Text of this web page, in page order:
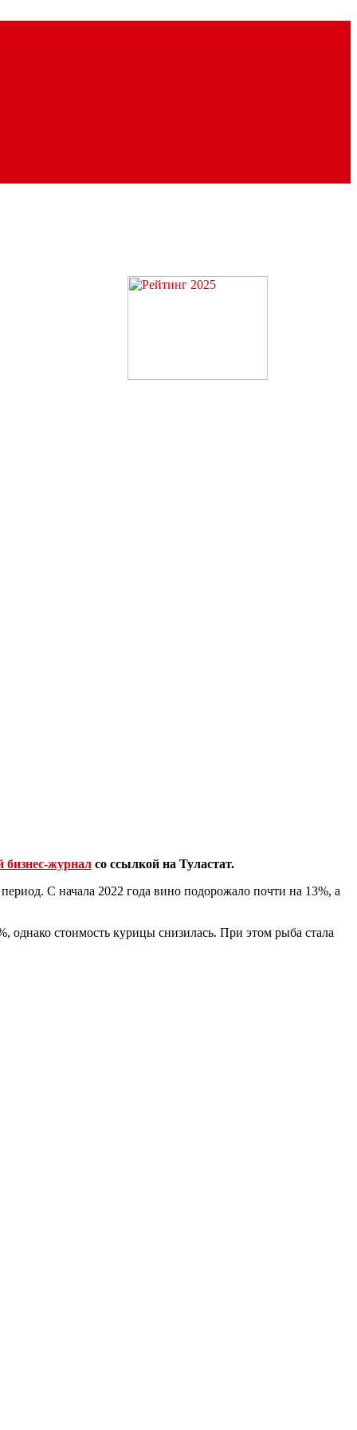
бизнес-журнал со ссылкой на Туластат.
С начала 2022 года вино подорожало почти на 13%, а
стоимость курицы снизилась. При этом рыба стала